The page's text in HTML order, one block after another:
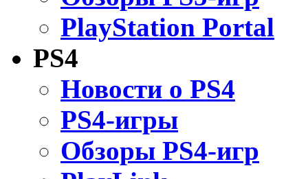
PlayStation Portal
PS4
Новости о PS4
PS4-игры
Обзоры PS4-игр